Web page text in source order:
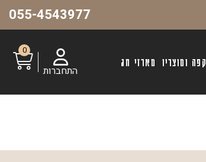
055-4543977
קפה ומוצריו מארזי חג
התחברות
0